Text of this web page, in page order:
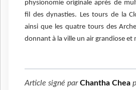
physionomie originale après de
fil des dynasties. Les tours de la
ainsi que les quatre tours des
donnant à la ville un air grandiose et
Article signé parChantha Chea